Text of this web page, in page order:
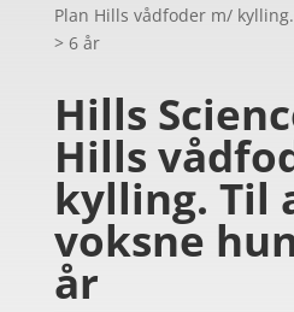
Plan Hills vådfoder m/
> 6 år
Hills
Hills
kylling. Til
voksne
år